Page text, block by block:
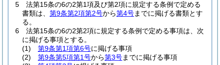
5
法第15条の6の2第1項及び第2項に規定する条例で定める
書類は、 第9条第2項第2号から第4号までに掲げる書類とす
る。
6
法第15条の6の2第2項に規定する条例で定める事項は、次
に掲げる事項とする。
(1)
第9条第1項第6号に掲げる事項
(2)
第9条第5項第1号から第3号までに掲げる事項